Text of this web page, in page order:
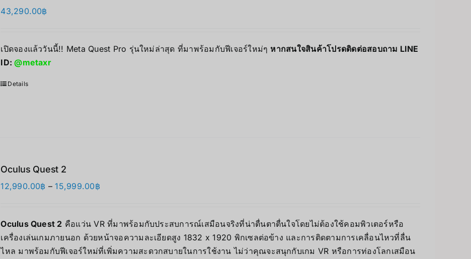
43,290.00฿
เปิดจองแล้ววันนี้!! Meta Quest Pro รุ่นใหม่ล่าสุด ที่มาพร้อมกับฟีเจอร์ใหม่ๆ หากสนใจสินค้าโปรดติดต่อสอบถาม LINE
ID:@metaxr
Details
Oculus Quest 2
12,990.00฿ – 15,999.00฿价
围：
12,990.00฿
至
Oculus Quest 2 คือแว่น VR ที่มาพร้อมกับประสบการณ์เสมือนจริงที่น่าตื่นตาตื่นใจโดยไม่ต้องใช้คอมพิวเตอร์หรือ
เครื่องเล่นเกมภายนอก ด้วยหน้าจอความละเอียดสูง 1832 x 1920 พิกเซลต่อข้าง และการติดตามการเคลื่อนไหวที่ลื่น
ไหล มาพร้อมกับฟีเจอร์ใหม่ที่เพิ่มความสะดวกสบายในการใช้งาน ไม่ว่าคุณจะสนุกกับเกม VR หรือการท่องโลกเสมือน